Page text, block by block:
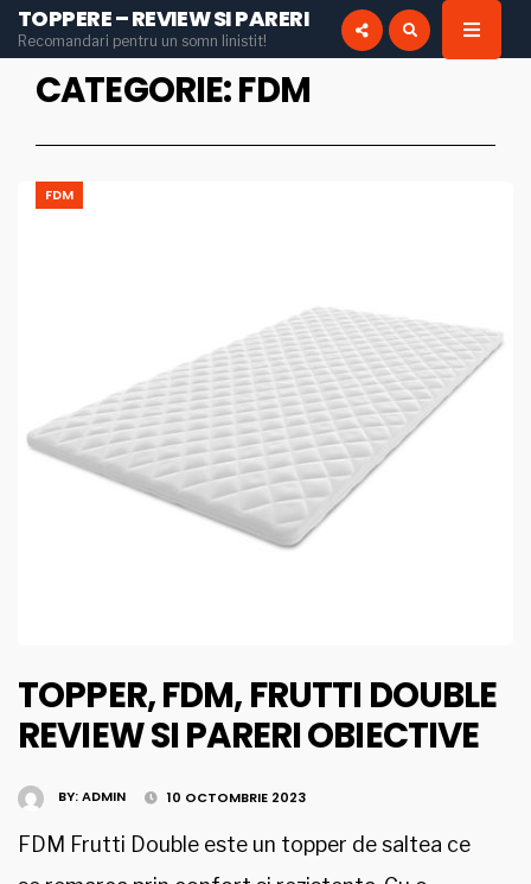
INSTAGRAM PINTEREST
for:
TOPPERE – REVIEW SI PARERI
Recomandari pentru un somn linistit!
CATEGORIE:FDM
FDM
TOPPER, FDM, FRUTTI DOUBLE
REVIEW SI PARERI OBIECTIVE
BY:ADMIN 10 OCTOMBRIE 2023
FDM Frutti Double este un topper de saltea ce